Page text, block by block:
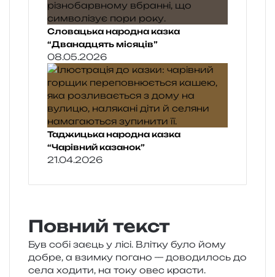
Словацька народна казка
“Дванадцять місяців”
08.05.2026
Таджицька народна казка
“Чарівний казанок”
21.04.2026
Повний текст
Був собі заєць у лісі. Влітку було йому
добре, а взим­ку пога­но — дово­ди­лось до
села ходи­ти, на току овес кра­сти.